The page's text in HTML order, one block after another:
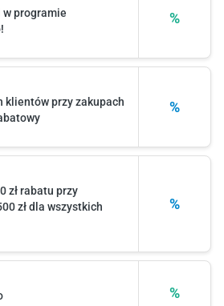
%
w programie
%
klientów przy zakupach
%
zł rabatu przy
zł dla wszystkich
%